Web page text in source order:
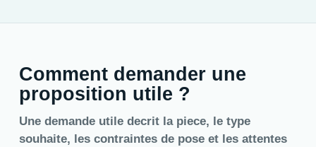
Comment demander une
proposition utile ?
Une demande utile decrit la piece, le type
souhaite, les contraintes de pose et les attentes